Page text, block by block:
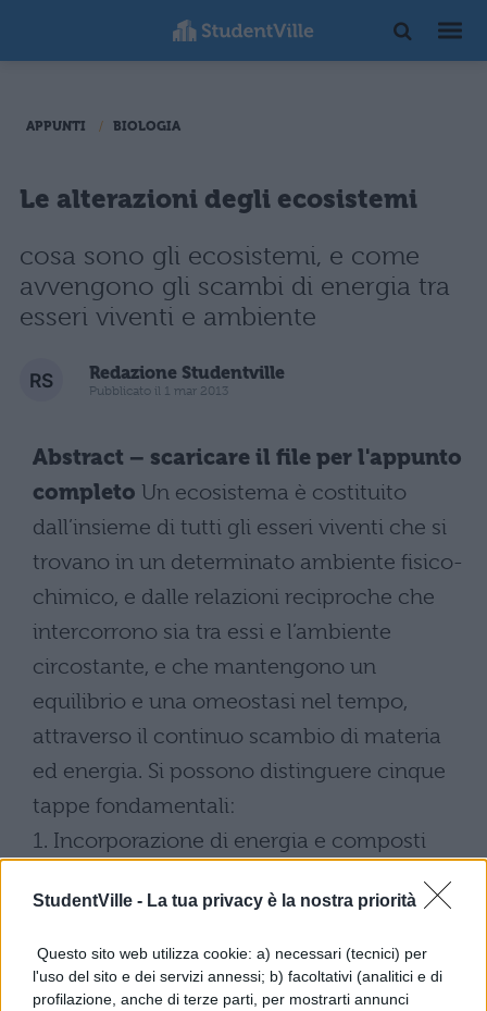
StudentVille - La tua privacy è la nostra priorità
Questo sito web utilizza cookie: a) necessari (tecnici) per
l'uso del sito e dei servizi annessi; b) facoltativi (analitici e di
profilazione, anche di terze parti, per mostrarti annunci
APPUNTI BIOLOGIA
Le alterazioni degli ecosistemi
cosa sono gli ecosistemi, e come
avvengono gli scambi di energia tra
esseri viventi e ambiente
Redazione Studentville
Pubblicato il 1 mar 2013
Abstract – scaricare il file per l'appunto
completo Un ecosistema è costituito
dall’insieme di tutti gli esseri viventi che si
trovano in un determinato ambiente fisico-
chimico, e dalle relazioni reciproche che
intercorrono sia tra essi e l’ambiente
circostante, e che mantengono un
equilibrio e una omeostasi nel tempo,
attraverso il continuo scambio di materia
ed energia. Si possono distinguere cinque
tappe fondamentali:
1. Incorporazione di energia e composti
Scarica il contenuto